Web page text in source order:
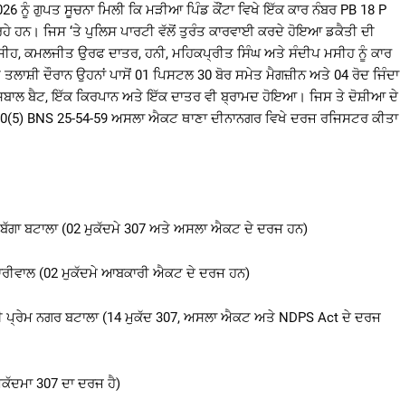
ਨੂੰ ਗੁਪਤ ਸੂਚਨਾ ਮਿਲੀ ਕਿ ਮੜੀਆ ਪਿੰਡ ਕੌਂਟਾ ਵਿਖੇ ਇੱਕ ਕਾਰ ਨੰਬਰ PB 18 P
ਹਨ। ਜਿਸ ‘ਤੇ ਪੁਲਿਸ ਪਾਰਟੀ ਵੱਲੋਂ ਤੁਰੰਤ ਕਾਰਵਾਈ ਕਰਦੇ ਹੋਇਆ ਡਕੈਤੀ ਦੀ
ਕਮਲਜੀਤ ਉਰਫ ਦਾਤਰ, ਹਨੀ, ਮਹਿਕਪ੍ਰੀਤ ਸਿੰਘ ਅਤੇ ਸੰਦੀਪ ਮਸੀਹ ਨੂੰ ਕਾਰ
ਦੌਰਾਨ ਉਹਨਾਂ ਪਾਸੋਂ 01 ਪਿਸਟਲ 30 ਬੋਰ ਸਮੇਤ ਮੈਗਜ਼ੀਨ ਅਤੇ 04 ਰੋਦ ਜਿੰਦਾ
ਬੈਟ, ਇੱਕ ਕਿਰਪਾਨ ਅਤੇ ਇੱਕ ਦਾਤਰ ਵੀ ਬ੍ਰਾਮਦ ਹੋਇਆ। ਜਿਸ ਤੇ ਦੋਸ਼ੀਆ ਦੇ
BNS 25-54-59 ਅਸਲਾ ਐਕਟ ਥਾਣਾ ਦੀਨਾਨਗਰ ਵਿਖੇ ਦਰਜ ਰਜਿਸਟਰ ਕੀਤਾ
ਬਟਾਲਾ (02 ਮੁਕੱਦਮੇ 307 ਅਤੇ ਅਸਲਾ ਐਕਟ ਦੇ ਦਰਜ ਹਨ)
(02 ਮੁਕੱਦਮੇ ਆਬਕਾਰੀ ਐਕਟ ਦੇ ਦਰਜ ਹਨ)
ਨਗਰ ਬਟਾਲਾ (14 ਮੁਕੱਦ 307, ਅਸਲਾ ਐਕਟ ਅਤੇ NDPS Act ਦੇ ਦਰਜ
307 ਦਾ ਦਰਜ ਹੈ)